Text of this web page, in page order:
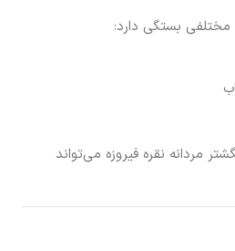
بستگی دارد:
مردانه نقره فیروزه می‌تواند